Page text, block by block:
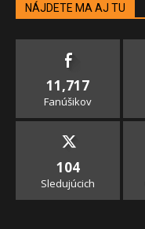
NÁJDETE MA AJ TU
11,717
Fanúšikov
104
Sledujúcich